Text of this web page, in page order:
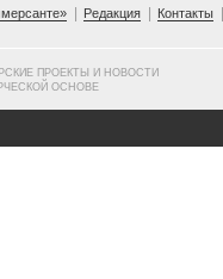
Редакция Контакты
ПРОЕКТЫ И НОВОСТИ
ОСНОВЕ